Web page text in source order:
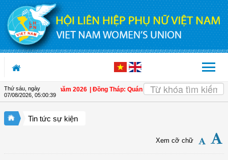
Truy cập nội dung luôn
Thứ sáu, ngày
07/08/2026, 05:00:40
em mồ côi năm 2026 | Đồng Tháp: Quán triệt Nghị quyết Đại hội đại biểu
Tin tức sự kiện
Xem cỡ chữ